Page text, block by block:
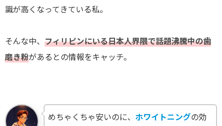
識が高くなってきている私。
そんな中、 フィリピンにいる日本人界隈で話題沸騰中の歯
磨き粉があるとの情報をキャッチ。
めちゃくちゃ安いのに、ホワイトニングの効